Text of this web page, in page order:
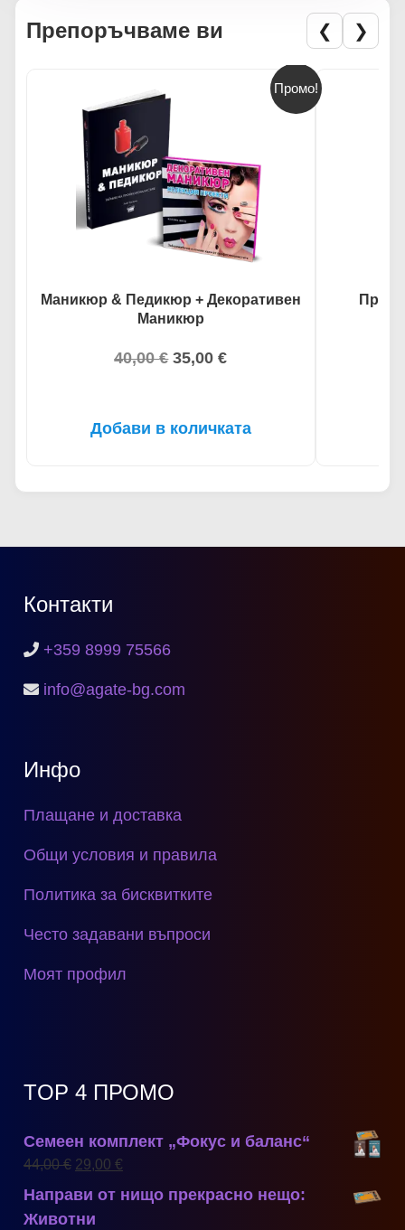
Препоръчваме ви ❮ ❯
Промо!
Маникюр & Педикюр + Декоративен
Маникюр
40,00€ 35,00€
Добави в количката
Контакти
+359 8999 75566
info@agate-bg.com
Инфо
Плащане и доставка
Общи условия и правила
Политика за бисквитките
Често задавани въпроси
Моят профил
TOP 4 ПРОМО
Семеен комплект „Фокус и баланс“
44,00€ 29,00 €
Направи от нищо прекрасно нещо:
Животни